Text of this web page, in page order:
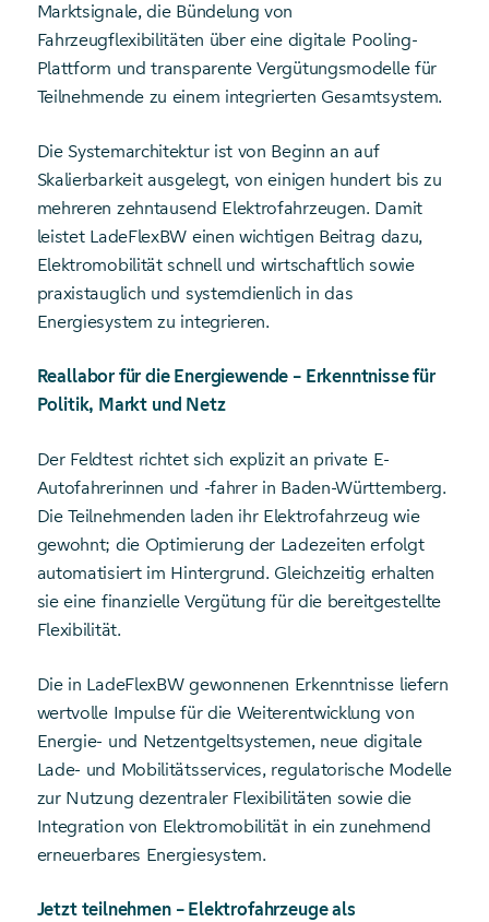
Marktsignale, die Bündelung von
Fahrzeugflexibilitäten über eine digitale Pooling-
Plattform und transparente Vergütungsmodelle für
Teilnehmende zu einem integrierten Gesamtsystem.
Die Systemarchitektur ist von Beginn an auf
Skalierbarkeit ausgelegt, von einigen hundert bis zu
mehreren zehntausend Elektrofahrzeugen. Damit
leistet LadeFlexBW einen wichtigen Beitrag dazu,
Elektromobilität schnell und wirtschaftlich sowie
praxistauglich und systemdienlich in das
Energiesystem zu integrieren.
Reallabor für die Energiewende – Erkenntnisse für
Politik, Markt und Netz
Der Feldtest richtet sich explizit an private E-
Autofahrerinnen und -fahrer in Baden-Württemberg.
Die Teilnehmenden laden ihr Elektrofahrzeug wie
gewohnt; die Optimierung der Ladezeiten erfolgt
automatisiert im Hintergrund. Gleichzeitig erhalten
sie eine finanzielle Vergütung für die bereitgestellte
Flexibilität.
Die in LadeFlexBW gewonnenen Erkenntnisse liefern
wertvolle Impulse für die Weiterentwicklung von
Energie- und Netzentgeltsystemen, neue digitale
Lade- und Mobilitätsservices, regulatorische Modelle
zur Nutzung dezentraler Flexibilitäten sowie die
Integration von Elektromobilität in ein zunehmend
erneuerbares Energiesystem.
Jetzt teilnehmen – Elektrofahrzeuge als